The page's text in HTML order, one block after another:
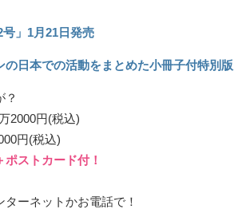
」1月21日発売
日本での活動をまとめた小冊子付特別版
？
2000円(税込)
円(税込)
ストカード付！
ーネットかお電話で！